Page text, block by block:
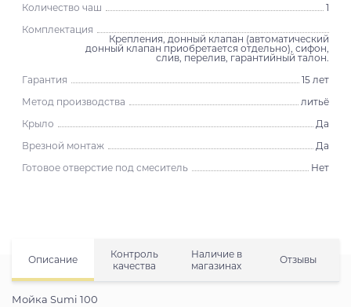
Количество чаш
1
Комплектация
Крепления, донный клапан (автоматический
донный клапан приобретается отдельно), сифон,
слив, перелив, гарантийный талон.
Гарантия
15 лет
Метод производства
литьё
Крыло
Да
Врезной монтаж
Да
Готовое отверстие под смеситель
Нет
Описание
Контроль
качества
Наличие в
магазинах
Отзывы
Мойка Sumi 100